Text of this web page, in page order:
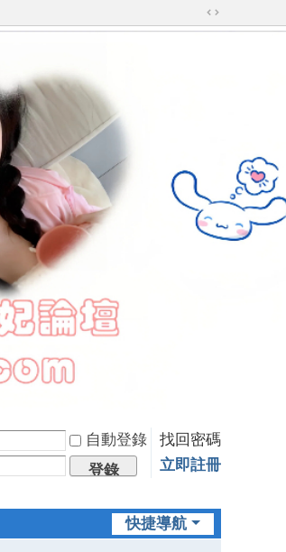
切
自動登錄
找回密碼
登錄 立即註冊
快捷導航